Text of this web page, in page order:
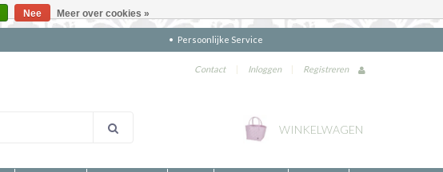
Persoonlijke Service
Contact | Inloggen | Registreren
WINKELWAGEN
Nee Meer over cookies »